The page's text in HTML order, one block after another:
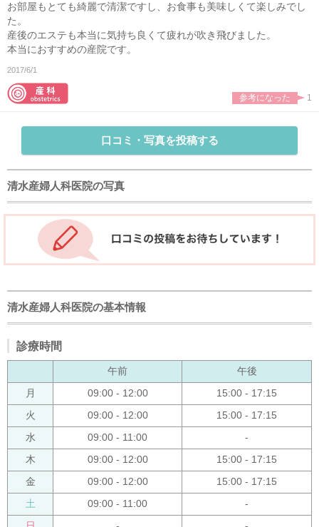
お部屋もとても綺麗で清潔ですし、お食事も美味しくて楽しみでし
た。
産後のエステも本当に気持ち良くて疲れが吹き飛びました。
本当におすすめの産院です。
2017/6/1
参考になった 1
口コミ・写真を投稿する
清水産婦人科医院の写真
清水産婦人科医院の基本情報
診療時間
午前 午後
月 09:00 - 12:00 15:00 - 17:15
火 09:00 - 12:00 15:00 - 17:15
水 09:00 - 11:00 -
木 09:00 - 12:00 15:00 - 17:15
金 09:00 - 12:00 15:00 - 17:15
土 09:00 - 11:00 -